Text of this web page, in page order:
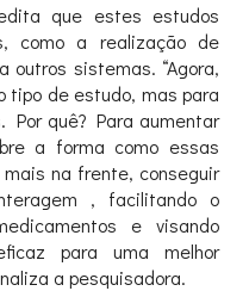
que estes estudos
como a realização de
outros sistemas. “Agora,
tipo de estudo, mas para
Por quê? Para aumentar
a forma como essas
na frente, conseguir
, facilitando o
e visando
para uma melhor
a pesquisadora.